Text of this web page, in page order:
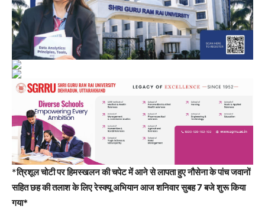
*त्रिशूल चोटी पर हिमस्खलन की चपेट में आने से लापता हुए नौसेना के पांच जवानों
सहित छह की तलाश के लिए रेस्क्यू अभियान आज शनिवार सुबह 7 बजे शुरू किया
गया*